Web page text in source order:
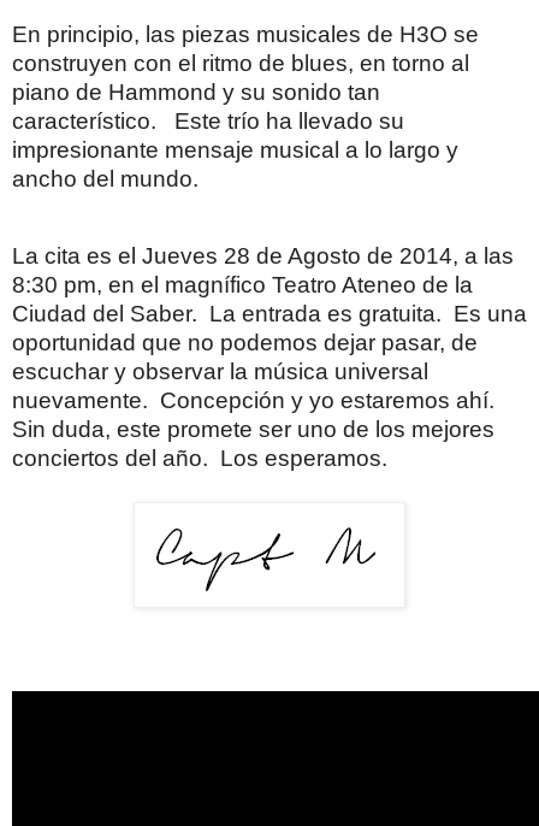
En principio, las piezas musicales de H3O se
construyen con el ritmo de blues, en torno al
piano de Hammond y su sonido tan
característico.
Este trío ha llevado su
impresionante mensaje musical a lo largo y
ancho del mundo.
La cita es el Jueves 28 de Agosto de 2014, a las
8:30 pm, en el magnífico Teatro Ateneo de la
Ciudad del Saber. La entrada es gratuita. Es una
oportunidad que no podemos dejar pasar, de
escuchar y observar la música universal
nuevamente. Concepción y yo estaremos ahí.
Sin duda, este promete ser uno de los mejores
conciertos del año. Los esperamos.